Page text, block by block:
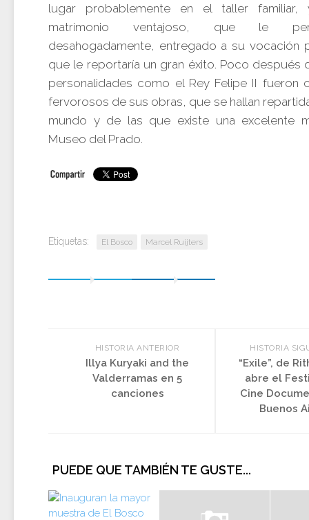
lugar probablemente en el taller familiar,
matrimonio ventajoso, que le
desahogadamente, entregado a su vocación
que le reportaría un gran éxito. Poco después
personalidades como el Rey Felipe II fueron
fervorosos de sus obras, que se hallan
mundo y de las que existe una excelente
Museo del Prado.
Etiquetas: El Bosco Marcel Ruijters
HISTORIA
“Exile”, de
abre el
Cine
Buenos
HISTORIA ANTERIOR
Illya Kuryaki and the
Valderramas en 5
canciones
PUEDE QUE TAMBIÉN TE GUSTE...